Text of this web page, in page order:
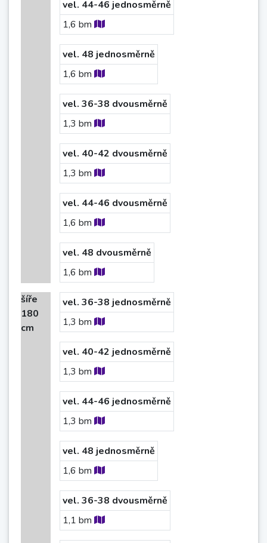
vel. 44-46 jednosměrně
1,6 bm
vel. 48 jednosměrně
1,6 bm
vel. 36-38 dvousměrně
1,3 bm
vel. 40-42 dvousměrně
1,3 bm
vel. 44-46 dvousměrně
1,6 bm
vel. 48 dvousměrně
1,6 bm
šíře
180
cm
vel. 36-38 jednosměrně
1,3 bm
vel. 40-42 jednosměrně
1,3 bm
vel. 44-46 jednosměrně
1,3 bm
vel. 48 jednosměrně
1,6 bm
vel. 36-38 dvousměrně
1,1 bm